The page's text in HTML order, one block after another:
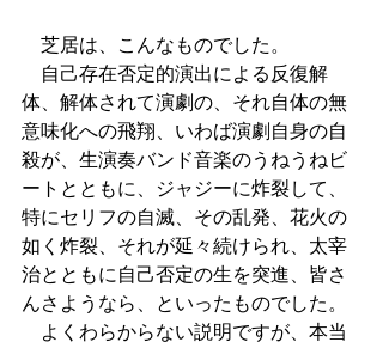
芝居は、こんなものでした。
体、解体されて演劇の、それ自体の無
意味化への飛翔、いわば演劇自身の自
殺が、生演奏バンド音楽のうねうねビ
ートとともに、ジャジーに炸裂して、
特にセリフの自滅、その乱発、花火の
如く炸裂、それが延々続けられ、太宰
治とともに自己否定の生を突進、皆さ
んさようなら、といったものでした。
よくわらからない説明ですが、本当